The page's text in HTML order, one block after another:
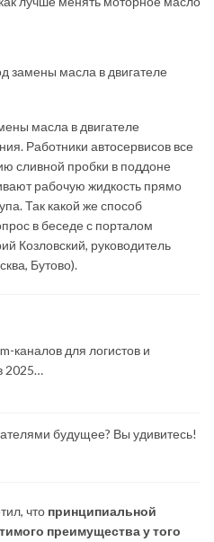
замены масла в двигателе
масла в двигателе
Работники автосервисов все
сливной пробки в поддоне
рабочую жидкость прямо
Так какой же способ
в беседе с порталом
Козловский, руководитель
Бутово).
каналов для логистов и
2025…
будущее? Вы удивитесь!
что принципиальной
преимущества у того